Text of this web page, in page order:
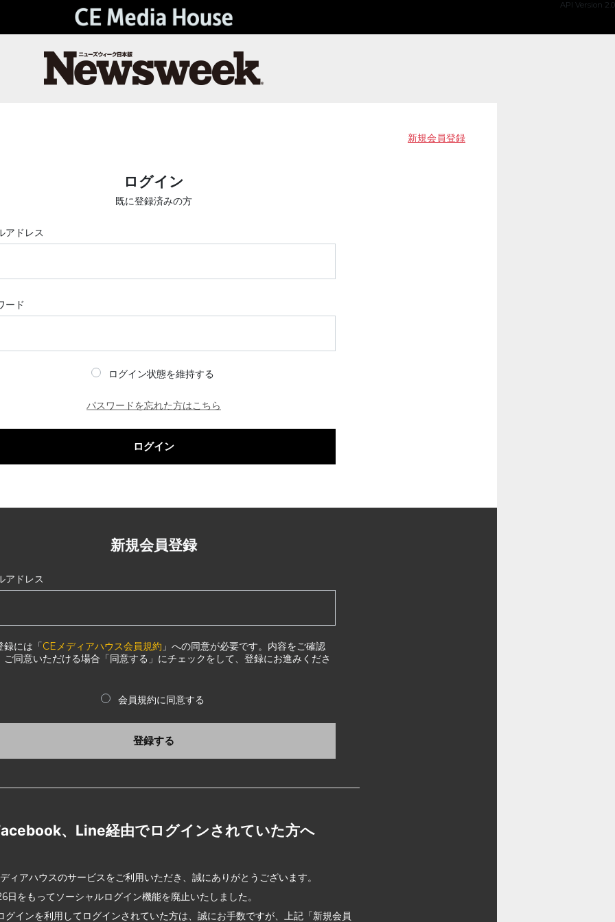
API Version 2.0
新規会員登録
ログイン
既に登録済みの方
アドレス
ード
ログイン状態を維持する
パスワードを忘れた方はこちら
ログイン
新規会員登録
アドレス
録には「CEメディアハウス会員規約 」への同意が必要です。内容をご確認
ご同意いただける場合「同意する」にチェックをして、登録にお進みくださ
会員規約に同意する
登録する
、Line経由でログインされていた方へ
ィアハウスのサービスをご利用いただき、誠にありがとうございます。
日をもってソーシャルログイン機能を廃止いたしました。
グインを利用してログインされていた方は、誠にお手数ですが、上記「新規会員